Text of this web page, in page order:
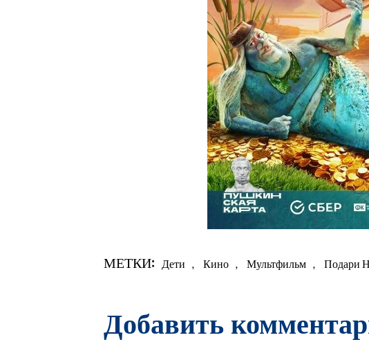
МЕТКИ: Дети , Кино , Мультфильм , Подари
Добавить